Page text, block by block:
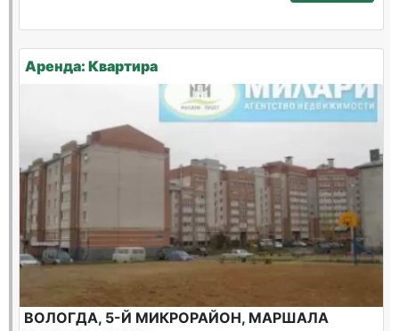
Аренда: Квартира
ВОЛОГДА, 5-Й МИКРОРАЙОН, МАРШАЛА